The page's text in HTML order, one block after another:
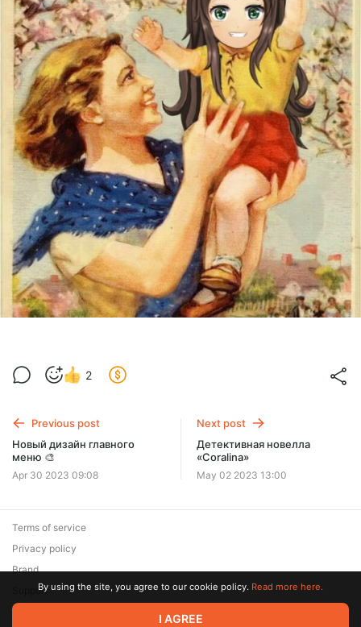
2
Previous post
Новый дизайн главного
меню 🎨
Apr 30 2023 09:08
Next post
Детективная новелла
«Coralina»
May 02 2023 13:00
© 2026 Zaya Solutions Limited. All rights reserved. All trademarks
Terms of service
Privacy policy
Brand
SupportBy using the site, you agree to our cookie policy. Read more here.
I AGREE